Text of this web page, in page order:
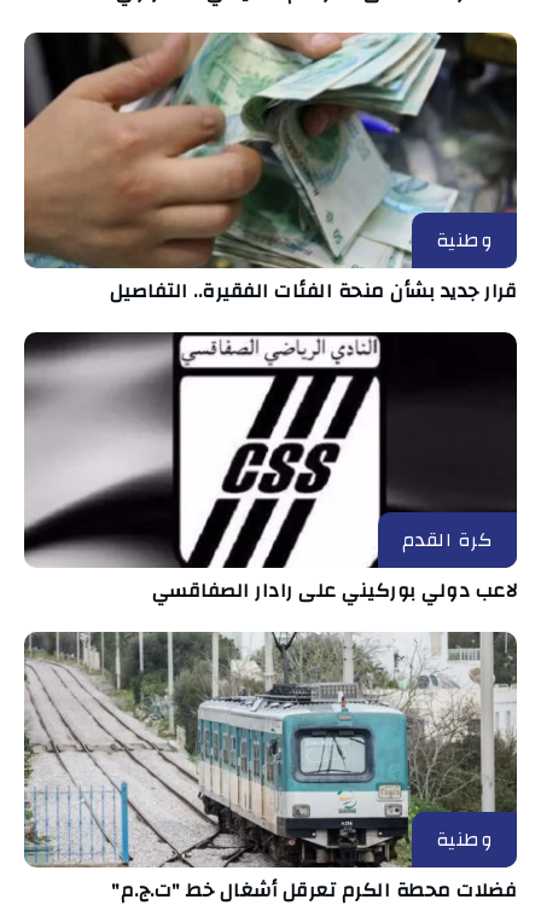
وطنية
قرار جديد بشأن منحة الفئات الفقيرة.. التفاصيل
كرة القدم
لاعب دولي بوركيني على رادار الصفاقسي
وطنية
فضلات محطة الكرم تعرقل أشغال خط "ت.ج.م"